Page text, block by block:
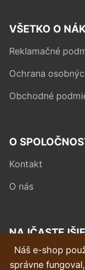
VŠETKO O
Reklamačné
Ochrana
Obchodné
O
Kontakt
O nás
Reklamácia
Náš e-shop
správne